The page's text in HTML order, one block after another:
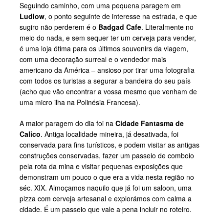
Seguindo caminho, com uma pequena paragem em
Ludlow, o ponto seguinte de interesse na estrada, e que
sugiro não perderem é o Badgad Cafe. Literalmente no
meio do nada, e sem sequer ter um cerveja para vender,
é uma loja ótima para os últimos souvenirs da viagem,
com uma decoração surreal e o vendedor mais
americano da América – ansioso por tirar uma fotografia
com todos os turistas a segurar a bandeira do seu país
(acho que vão encontrar a vossa mesmo que venham de
uma micro ilha na Polinésia Francesa).
A maior paragem do dia foi na Cidade Fantasma de
Calico. Antiga localidade mineira, já desativada, foi
conservada para fins turísticos, e podem visitar as antigas
construções conservadas, fazer um passeio de comboio
pela rota da mina e visitar pequenas exposições que
demonstram um pouco o que era a vida nesta região no
séc. XIX. Almoçamos naquilo que já foi um saloon, uma
pizza com cerveja artesanal e explorámos com calma a
cidade. É um passeio que vale a pena incluir no roteiro.